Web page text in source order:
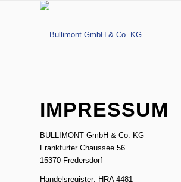
IMPRESSUM
BULLIMONT GmbH & Co. KG
Frankfurter Chaussee 56
15370 Fredersdorf
Handelsregister: HRA 4481